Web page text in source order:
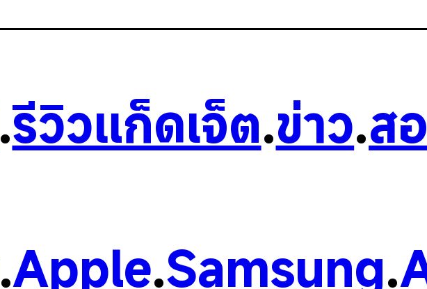
.รีวิวแก็ดเจ็ต.ข่าว.ส
.Apple.Samsung.